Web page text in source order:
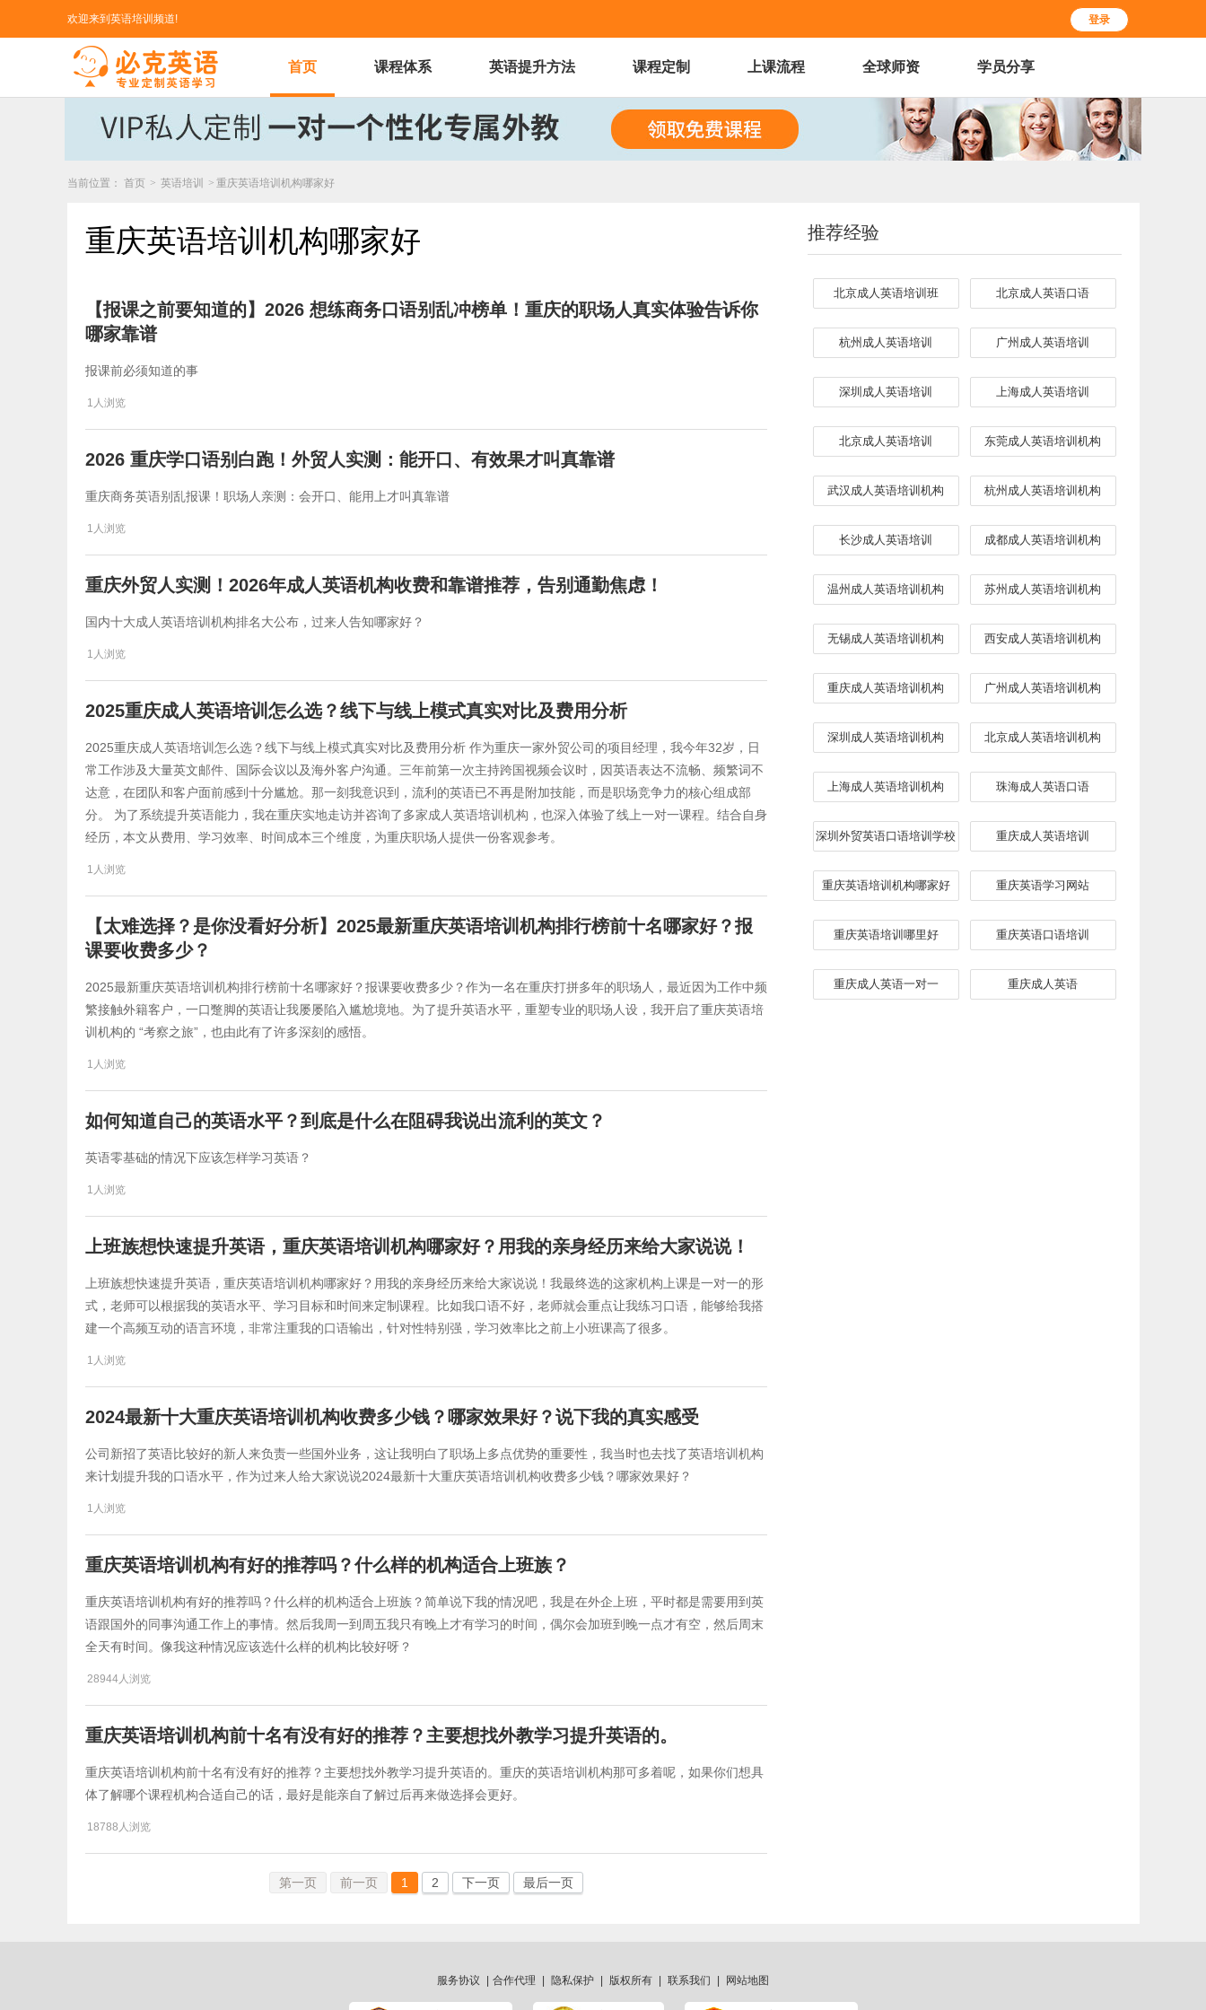
登录
欢迎来到英语培训频道!
首页 课程体系 英语提升方法 课程定制 上课流程 全球师资 学员分享
当前位置： 首页 > 英语培训 > 重庆英语培训机构哪家好
重庆英语培训机构哪家好
【报课之前要知道的】2026 想练商务口语别乱冲榜单！重庆的职场人真实体验告诉你
哪家靠谱
报课前必须知道的事
1人浏览
2026 重庆学口语别白跑！外贸人实测：能开口、有效果才叫真靠谱
重庆商务英语别乱报课！职场人亲测：会开口、能用上才叫真靠谱
1人浏览
重庆外贸人实测！2026年成人英语机构收费和靠谱推荐，告别通勤焦虑！
国内十大成人英语培训机构排名大公布，过来人告知哪家好？
1人浏览
2025重庆成人英语培训怎么选？线下与线上模式真实对比及费用分析
2025重庆成人英语培训怎么选？线下与线上模式真实对比及费用分析 作为重庆一家外贸公司的项目经理，我今年32岁，日
常工作涉及大量英文邮件、国际会议以及海外客户沟通。三年前第一次主持跨国视频会议时，因英语表达不流畅、频繁词不
达意，在团队和客户面前感到十分尴尬。那一刻我意识到，流利的英语已不再是附加技能，而是职场竞争力的核心组成部
分。 为了系统提升英语能力，我在重庆实地走访并咨询了多家成人英语培训机构，也深入体验了线上一对一课程。结合自身
经历，本文从费用、学习效率、时间成本三个维度，为重庆职场人提供一份客观参考。
1人浏览
【太难选择？是你没看好分析】2025最新重庆英语培训机构排行榜前十名哪家好？报
课要收费多少？
2025最新重庆英语培训机构排行榜前十名哪家好？报课要收费多少？作为一名在重庆打拼多年的职场人，最近因为工作中频
繁接触外籍客户，一口蹩脚的英语让我屡屡陷入尴尬境地。为了提升英语水平，重塑专业的职场人设，我开启了重庆英语培
训机构的 “考察之旅”，也由此有了许多深刻的感悟。
1人浏览
如何知道自己的英语水平？到底是什么在阻碍我说出流利的英文？
英语零基础的情况下应该怎样学习英语？
1人浏览
​上班族想快速提升英语，重庆英语培训机构哪家好？用我的亲身经历来给大家说说！
​上班族想快速提升英语，重庆英语培训机构哪家好？用我的亲身经历来给大家说说！我最终选的这家机构上课是一对一的形
式，老师可以根据我的英语水平、学习目标和时间来定制课程。比如我口语不好，老师就会重点让我练习口语，能够给我搭
建一个高频互动的语言环境，非常注重我的口语输出，针对性特别强，学习效率比之前上小班课高了很多。
1人浏览
​2024最新十大重庆英语培训机构收费多少钱？哪家效果好？说下我的真实感受
公司新招了英语比较好的新人来负责一些国外业务，这让我明白了职场上多点优势的重要性，我当时也去找了英语培训机构
来计划提升我的口语水平，作为过来人给大家说说​2024最新十大重庆英语培训机构收费多少钱？哪家效果好？
1人浏览
重庆英语培训机构有好的推荐吗？什么样的机构适合上班族？
重庆英语培训机构有好的推荐吗？什么样的机构适合上班族？简单说下我的情况吧，我是在外企上班，平时都是需要用到英
语跟国外的同事沟通工作上的事情。然后我周一到周五我只有晚上才有学习的时间，偶尔会加班到晚一点才有空，然后周末
全天有时间。像我这种情况应该选什么样的机构比较好呀？
28944人浏览
重庆英语培训机构前十名有没有好的推荐？主要想找外教学习提升英语的。
重庆英语培训机构前十名有没有好的推荐？主要想找外教学习提升英语的。重庆的英语培训机构那可多着呢，如果你们想具
体了解哪个课程机构合适自己的话，最好是能亲自了解过后再来做选择会更好。
18788人浏览
第一页 前一页 1 2 下一页 最后一页
推荐经验
北京成人英语培训班 北京成人英语口语
杭州成人英语培训 广州成人英语培训
深圳成人英语培训 上海成人英语培训
北京成人英语培训 东莞成人英语培训机构
武汉成人英语培训机构 杭州成人英语培训机构
长沙成人英语培训 成都成人英语培训机构
温州成人英语培训机构 苏州成人英语培训机构
无锡成人英语培训机构 西安成人英语培训机构
重庆成人英语培训机构 广州成人英语培训机构
深圳成人英语培训机构 北京成人英语培训机构
上海成人英语培训机构 ​珠海成人英语口语
深圳外贸英语口语培训学校 重庆成人英语培训
重庆英语培训机构哪家好 重庆英语学习网站
重庆英语培训哪里好 重庆英语口语培训
重庆成人英语一对一 重庆成人英语
服务协议 合作代理 隐私保护 版权所有 联系我们 网站地图